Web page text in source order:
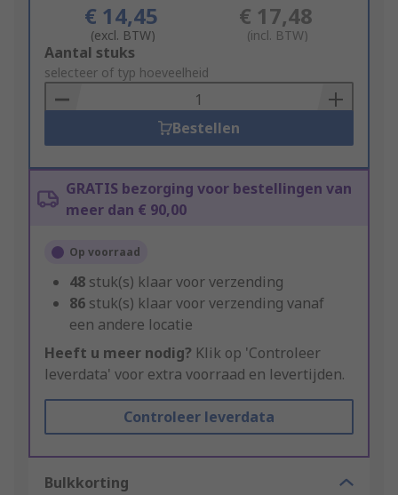
€ 14,45
(excl. BTW)
€ 17,48
(incl. BTW)
Add
to
Basket
Aantal stuks
selecteer of typ hoeveelheid
Bestellen
GRATIS bezorging voor bestellingen van
meer dan € 90,00
Op voorraad
48 stuk(s) klaar voor verzending
86 stuk(s) klaar voor verzending vanaf
een andere locatie
Heeft u meer nodig? Klik op 'Controleer
leverdata' voor extra voorraad en levertijden.
Controleer leverdata
Bulkkorting